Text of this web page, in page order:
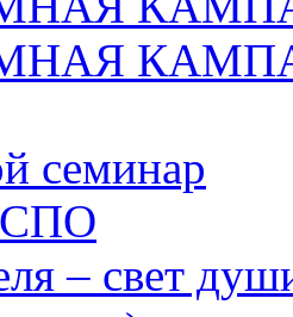
семинар
СПО
– свет